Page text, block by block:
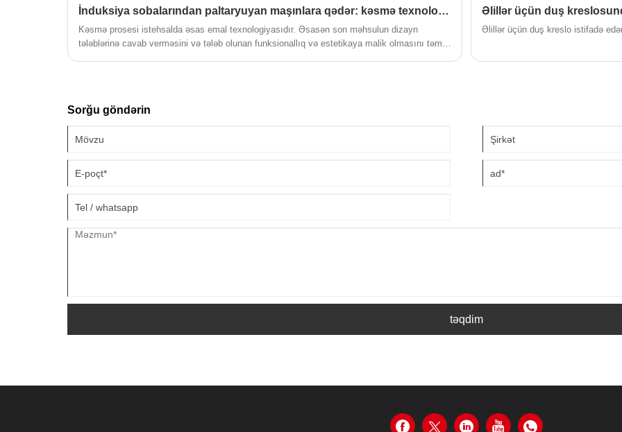
xaricdəki avtomobil təmiri zəncirləri,
modifikasiya fabrikləri və avtomobil
hissələrinin topdan satışı üçün sabit
əməkdaşlıq mənbəyi istehsalçısına
İnduksiya sobalarından paltaryuyan maşınlara qədər: kəsmə texnologiyasının tətbiqi təhlili
Kəsmə prosesi istehsalda əsas emal texnologiyasıdır. Əsasən son məhsulun dizayn
tələblərinə cavab verməsini və tələb olunan funksionallıq və estetikaya malik olmasını təmin
Əlillər üçün duş
Əlillər üçün duş kreslo istifadə
Sorğu göndərin
təqdim